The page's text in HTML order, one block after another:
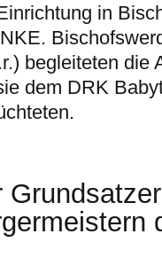
in
begleiteten die
dem DRK